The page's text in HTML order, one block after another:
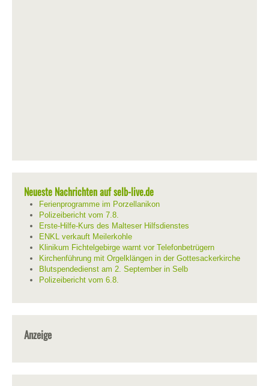
Neueste Nachrichten auf selb-live.de
Ferienprogramme im Porzellanikon
Polizeibericht vom 7.8.
Erste-Hilfe-Kurs des Malteser Hilfsdienstes
ENKL verkauft Meilerkohle
Klinikum Fichtelgebirge warnt vor Telefonbetrügern
Kirchenführung mit Orgelklängen in der Gottesackerkirche
Blutspendedienst am 2. September in Selb
Polizeibericht vom 6.8.
Anzeige